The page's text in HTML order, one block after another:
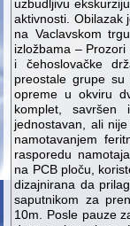
uzbudljivu
aktivnosti. Obilazak
na Vaclavskom
izložbama –
i čehoslovačke
preostale grupe su
opreme u okviru
komplet,
jednostavan, ali
namotavanjem
rasporedu
na PCB ploču,
dizajnirana da
saputnikom za
10m. Posle pauze